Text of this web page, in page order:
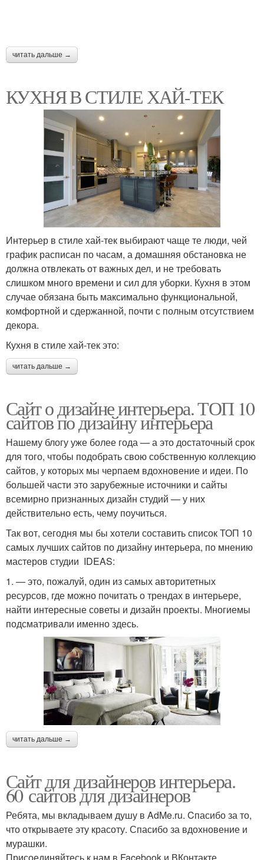
читать дальше →
КУХНЯ В СТИЛЕ ХАЙ-ТЕК
Интерьер в стиле хай-тек выбирают чаще те люди, чей
график расписан по часам, а домашняя обстановка не
должна отвлекать от важных дел, и не требовать
слишком много времени и сил для уборки. Кухня в этом
случае обязана быть максимально функциональной,
комфортной и сдержанной, почти с полным отсутствием
декора.
Кухня в стиле хай-тек это:
читать дальше →
Сайт о дизайне интерьера. ТОП 10
сайтов по дизайну интерьера
Нашему блогу уже более года — а это достаточный срок
для того, чтобы подобрать свою собственную коллекцию
сайтов, у которых мы черпаем вдохновение и идеи. По
большей части это зарубежные источники и сайты
всемирно признанных дизайн студий — у них
действительно есть, чему поучиться.
Так вот, сегодня мы бы хотели составить список ТОП 10
самых лучших сайтов по дизайну интерьера, по мнению
мастеров студии IDEAS:
1. — это, пожалуй, один из самых авторитетных
ресурсов, где можно почитать о трендах в интерьере,
найти интересные советы и дизайн проекты. Многиемы
подсматривали именно здесь.
читать дальше →
Сайт для дизайнеров интерьера.
60 сайтов для дизайнеров
Ребята, мы вкладываем душу в AdMe.ru. Cпасибо за то,
что открываете эту красоту. Спасибо за вдохновение и
мурашки.
Присоединяйтесь к нам в Facebook и ВКонтакте